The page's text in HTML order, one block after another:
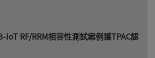
IoT RF/RRM相容性測試案例獲TPAC認